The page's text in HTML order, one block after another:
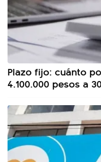
Plazo fijo: cuánto
4.100.000 pesos a